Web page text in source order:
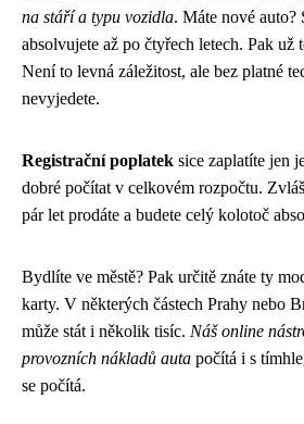
na stáří a typu vozidla. Máte nové auto?
absolvujete až po čtyřech letech. Pak už
Není to levná záležitost, ale bez platné
nevyjedete.
Registrační poplatek sice zaplatíte jen
dobré počítat v celkovém rozpočtu.
pár let prodáte a budete celý kolotoč
Bydlíte ve městě? Pak určitě znáte ty
karty. V některých částech Prahy nebo
může stát i několik tisíc. Náš online
provozních nákladů auta počítá i s
se počítá.